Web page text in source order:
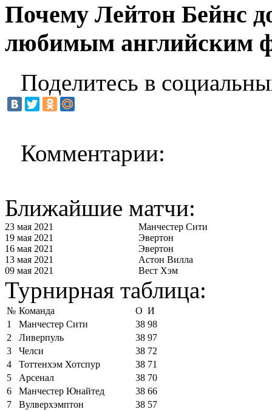
Почему Лейтон Бейнс
любимым английским
Поделитесь в
Комментарии:
Ближайшие матчи:
23 мая 2021
Манчестер Сити
19 мая 2021
Эвертон
16 мая 2021
Эвертон
13 мая 2021
Астон Вилла
09 мая 2021
Вест Хэм
Турнирная таблица:
№ Команда О И
1
Манчестер Сити 38 98
2
Ливерпуль 38 97
3
Челси 38 72
4
Тоттенхэм Хотспур 38 71
5
Арсенал 38 70
6
Манчестер Юнайтед 38 66
7
Вулверхэмптон 38 57